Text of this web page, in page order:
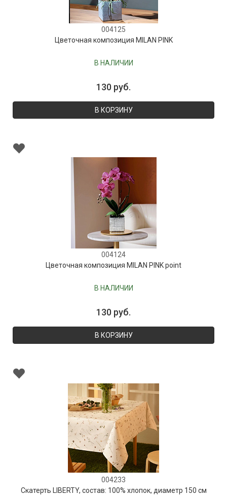
004125
Цветочная композиция MILAN PINK
В НАЛИЧИИ
130 руб.
В КОРЗИНУ
004124
Цветочная композиция MILAN PINK point
В НАЛИЧИИ
130 руб.
В КОРЗИНУ
004233
Скатерть LIBERTY, состав: 100% хлопок, диаметр 150 см